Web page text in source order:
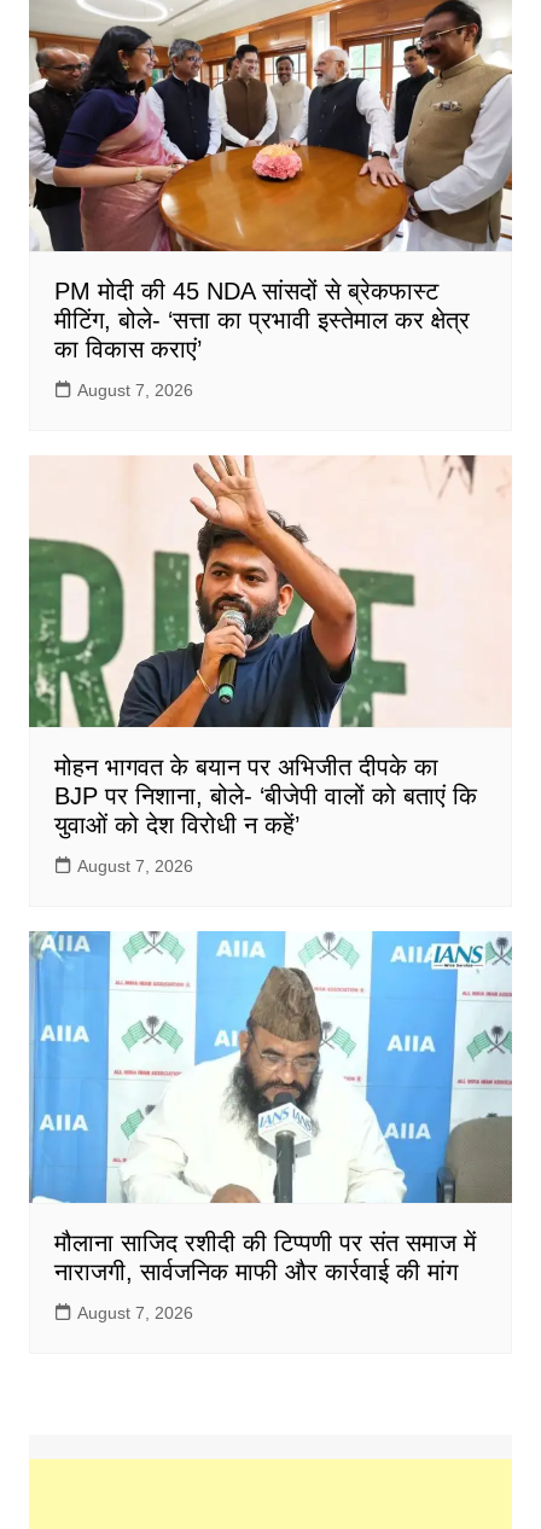
PM मोदी की 45 NDA सांसदों से ब्रेकफास्ट
मीटिंग, बोले- ‘सत्ता का प्रभावी इस्तेमाल कर क्षेत्र
का विकास कराएं’
August 7, 2026
मोहन भागवत के बयान पर अभिजीत दीपके का
BJP पर निशाना, बोले- ‘बीजेपी वालों को बताएं कि
युवाओं को देश विरोधी न कहें’
August 7, 2026
मौलाना साजिद रशीदी की टिप्पणी पर संत समाज में
नाराजगी, सार्वजनिक माफी और कार्रवाई की मांग
August 7, 2026